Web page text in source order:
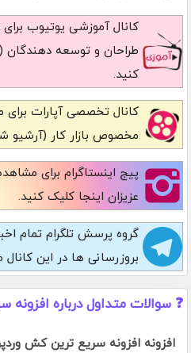
کانال آموزشی یوتیوب
طراحان و توسعه دهندگان
کنید.
کانال تخصصی آپارات
مخصوص بازار کار (آرشیو
پیج اینستاگرام برای
عزیزان اینجا کلیک کنید.
گروه پرسش تلگرام تمام
بروزرسانی ها در این
❓ سوالات متداول درباره
افزونه افزونه سریع ترین کش